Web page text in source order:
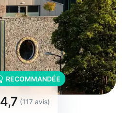
RECOMMANDÉE
4,7 (117 avis)